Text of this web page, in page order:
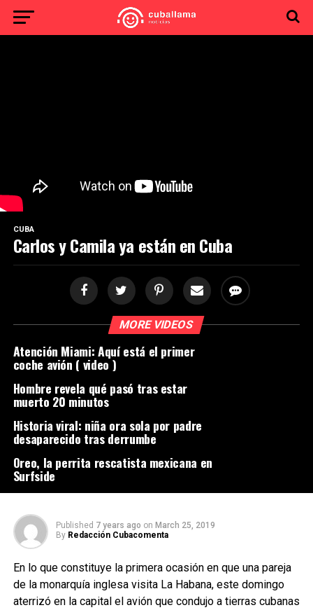
CUBA
Carlos y Camila ya están en Cuba
MORE VIDEOS
Atención Miami: Aquí está el primer
coche avión ( video )
Hombre revela qué pasó tras estar
muerto 20 minutos
Historia viral: niña ora sola por padre
desaparecido tras derrumbe
Oreo, la perrita rescatista mexicana en
Surfside
Published 7 years ago on March 25, 2019
By Redacción Cubacomenta
En lo que constituye la primera ocasión en que una pareja
de la monarquía inglesa visita La Habana, este domingo
aterrizó en la capital el avión que condujo a tierras cubanas